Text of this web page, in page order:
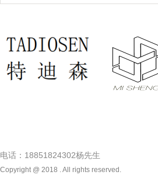
电话：18851824302杨先生
Copyright @ 2018 . All rights reserved.